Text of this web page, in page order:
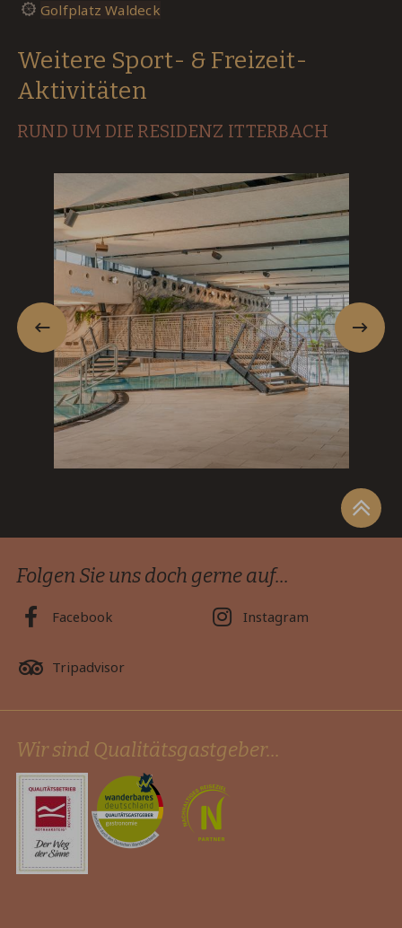
Golfplatz Waldeck
Weitere Sport- & Freizeit-
Aktivitäten
RUND UM DIE RESIDENZ ITTERBACH
Folgen Sie uns doch gerne auf...
Facebook Instagram
Tripadvisor
Wir sind Qualitätsgastgeber...